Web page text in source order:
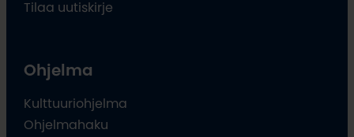
Tilaa uutiskirje
Ohjelma
Kulttuuriohjelma
Ohjelmahaku